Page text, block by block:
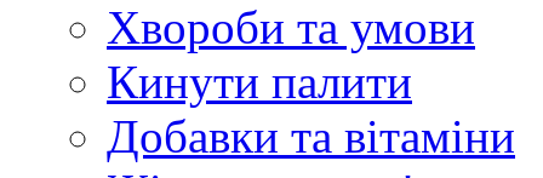
Хвороби та умови
Кинути палити
Добавки та вітаміни